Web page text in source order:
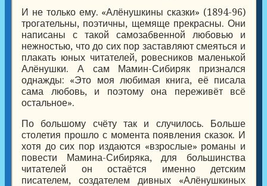
И не только ему. «Алёнушкины сказки» (1894-96)
трогательны, поэтичны, щемяще прекрасны. Они
написаны с такой самозабвенной любовью и
нежностью, что до сих пор заставляют смеяться и
плакать юных читателей, ровесников маленькой
Алёнушки. А сам Мамин-Сибиряк признался
однажды: «Это моя любимая книга, её писала
сама любовь, и поэтому она переживёт всё
остальное».
По большому счёту так и случилось. Больше
столетия прошло с момента появления сказок. И
хотя до сих пор издаются «взрослые» романы и
повести Мамина-Сибиряка, для большинства
читателей он остаётся именно детским
писателем, создателем дивных «Алёнушкиных